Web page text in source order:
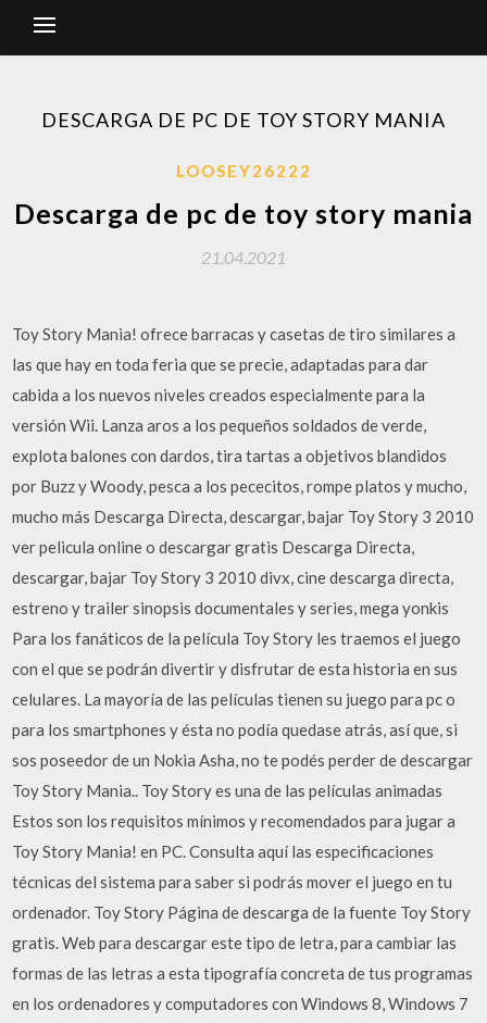
DESCARGA DE PC DE TOY STORY MANIA
LOOSEY26222
Descarga de pc de toy story mania
21.04.2021
Toy Story Mania! ofrece barracas y casetas de tiro similares a
las que hay en toda feria que se precie, adaptadas para dar
cabida a los nuevos niveles creados especialmente para la
versión Wii. Lanza aros a los pequeños soldados de verde,
explota balones con dardos, tira tartas a objetivos blandidos
por Buzz y Woody, pesca a los pececitos, rompe platos y mucho,
mucho más Descarga Directa, descargar, bajar Toy Story 3 2010
ver pelicula online o descargar gratis Descarga Directa,
descargar, bajar Toy Story 3 2010 divx, cine descarga directa,
estreno y trailer sinopsis documentales y series, mega yonkis
Para los fanáticos de la película Toy Story les traemos el juego
con el que se podrán divertir y disfrutar de esta historia en sus
celulares. La mayoría de las películas tienen su juego para pc o
para los smartphones y ésta no podía quedase atrás, así que, si
sos poseedor de un Nokia Asha, no te podés perder de descargar
Toy Story Mania.. Toy Story es una de las películas animadas
Estos son los requisitos mínimos y recomendados para jugar a
Toy Story Mania! en PC. Consulta aquí las especificaciones
técnicas del sistema para saber si podrás mover el juego en tu
ordenador. Toy Story Página de descarga de la fuente Toy Story
gratis. Web para descargar este tipo de letra, para cambiar las
formas de las letras a esta tipografía concreta de tus programas
en los ordenadores y computadores con Windows 8, Windows 7